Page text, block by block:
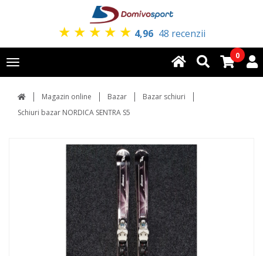
★ ★ ★ ★ ★ 4,96 48 recenzii
Toggle
navigation
0
Magazin online Bazar
Bazar schiuri
Schiuri bazar NORDICA SENTRA S5